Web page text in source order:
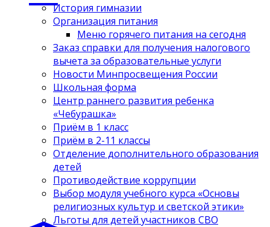
История гимназии
Организация питания
Меню горячего питания на сегодня
Заказ справки для получения налогового
вычета за образовательные услуги
Новости Минпросвещения России
Школьная форма
Центр раннего развития ребенка
«Чебурашка»
Приём в 1 класс
Приём в 2-11 классы
Отделение дополнительного образования
детей
Противодействие коррупции
Выбор модуля учебного курса «Основы
религиозных культур и светской этики»
Льготы для детей участников СВО